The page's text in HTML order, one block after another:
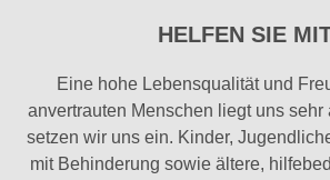
HELFEN SIE
Eine hohe Lebensqualität und
anvertrauten Menschen liegt uns
setzen wir uns ein. Kinder,
mit Behinderung sowie ältere,